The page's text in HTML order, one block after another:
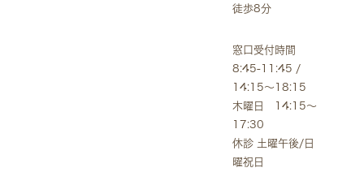
徒歩8分
窓口受付時間
8:45-11:45 /
14:15～18:15
木曜日 14:15～
17:30
休診 土曜午後/日
曜祝日